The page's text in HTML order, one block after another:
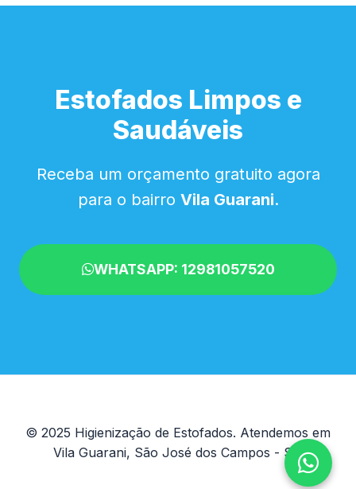
Estofados Limpos e
Saudáveis
Receba um orçamento gratuito agora
para o bairro Vila Guarani.
WHATSAPP: 12981057520
© 2025 Higienização de Estofados. Atendemos em
Vila Guarani, São José dos Campos - SP.